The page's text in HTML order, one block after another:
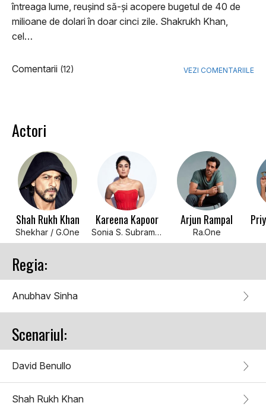
întreaga lume, reuşind să-şi acopere bugetul de 40 de
milioane de dolari în doar cinci zile. Shakrukh Khan,
cel…
Comentarii (12) VEZI COMENTARIILE
Actori
Shah Rukh Khan
Shekhar / G.One
Kareena Kapoor
Sonia S. Subramanium
Arjun Rampal
Ra.One
Regia:
Anubhav Sinha
Scenariul:
David Benullo
Shah Rukh Khan